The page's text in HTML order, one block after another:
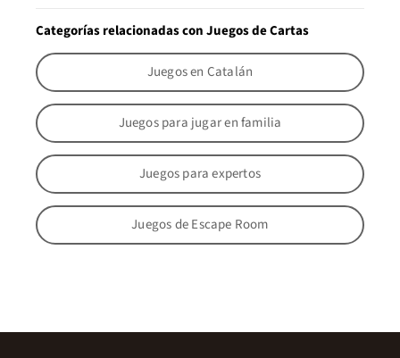
Categorías relacionadas con Juegos de Cartas
Juegos en Catalán
Juegos para jugar en familia
Juegos para expertos
Juegos de Escape Room